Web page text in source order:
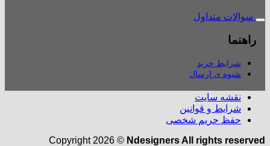
سوالات متداول
راهنما
شرایط خرید
شیوه ی ارسال
نقشه سایت
شرایط و قوانین
حفظ حریم شخصی
Copyright 2026 © Ndesigners All rights reserved